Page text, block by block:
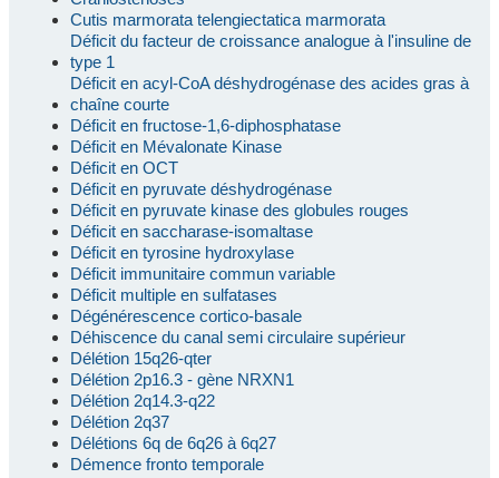
Cutis marmorata telengiectatica marmorata
Déficit du facteur de croissance analogue à l'insuline de
type 1
Déficit en acyl-CoA déshydrogénase des acides gras à
chaîne courte
Déficit en fructose-1,6-diphosphatase
Déficit en Mévalonate Kinase
Déficit en OCT
Déficit en pyruvate déshydrogénase
Déficit en pyruvate kinase des globules rouges
Déficit en saccharase-isomaltase
Déficit en tyrosine hydroxylase
Déficit immunitaire commun variable
Déficit multiple en sulfatases
Dégénérescence cortico-basale
Déhiscence du canal semi circulaire supérieur
Délétion 15q26-qter
Délétion 2p16.3 - gène NRXN1
Délétion 2q14.3-q22
Délétion 2q37
Délétions 6q de 6q26 à 6q27
Démence fronto temporale